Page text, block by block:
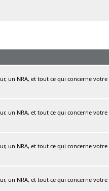
un NRA, et tout ce qui concerne votre
un NRA, et tout ce qui concerne votre
un NRA, et tout ce qui concerne votre
un NRA, et tout ce qui concerne votre